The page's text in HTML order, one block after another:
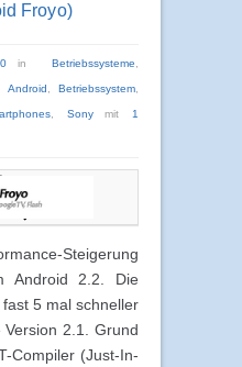
Froyo)
in Betriebssysteme
Android Betriebssystem
,Sony mit 1
Steigerung
Android 2.2. Die
5 mal schneller
2.1. Grund
Compiler (Just-In-